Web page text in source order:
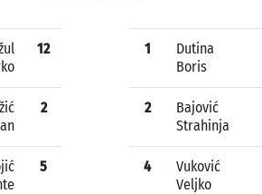
12
2
5
1
Dutina
Boris
2
Bajović
Strahinja
4
Vuković
Veljko